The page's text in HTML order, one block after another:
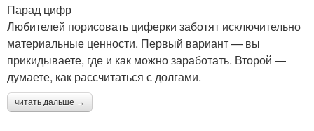
Парад цифр
Любителей порисовать циферки заботят исключительно
материальные ценности. Первый вариант — вы
прикидываете, где и как можно заработать. Второй —
думаете, как рассчитаться с долгами.
читать дальше →